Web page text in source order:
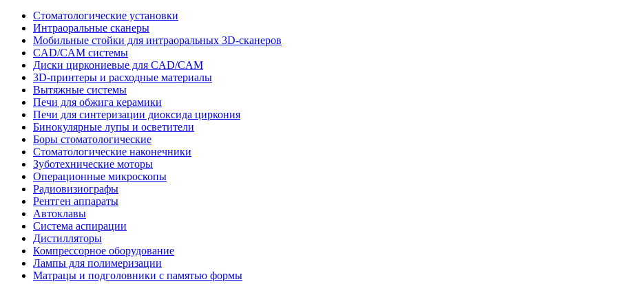
Стоматологические установки
Интраоральные сканеры
Мобильные стойки для интраоральных 3D-сканеров
CAD/CAM системы
Диски циркониевые для CAD/CAM
3D-принтеры и расходные материалы
Вытяжные системы
Печи для обжига керамики
Печи для синтеризации диоксида циркония
Бинокулярные лупы и осветители
Боры стоматологические
Стоматологические наконечники
Зуботехнические моторы
Операционные микроскопы
Радиовизиографы
Рентген аппараты
Автоклавы
Система аспирации
Дистилляторы
Компрессорное оборудование
Лампы для полимеризации
Матрацы и подголовники с памятью формы